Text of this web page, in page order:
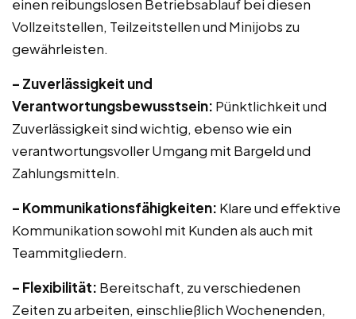
einen reibungslosen Betriebsablauf bei diesen
Vollzeitstellen, Teilzeitstellen und Minijobs zu
gewährleisten.
– Zuverlässigkeit und
Verantwortungsbewusstsein: Pünktlichkeit und
Zuverlässigkeit sind wichtig, ebenso wie ein
verantwortungsvoller Umgang mit Bargeld und
Zahlungsmitteln.
– Kommunikationsfähigkeiten: Klare und effektive
Kommunikation sowohl mit Kunden als auch mit
Teammitgliedern.
– Flexibilität: Bereitschaft, zu verschiedenen
Zeiten zu arbeiten, einschließlich Wochenenden,